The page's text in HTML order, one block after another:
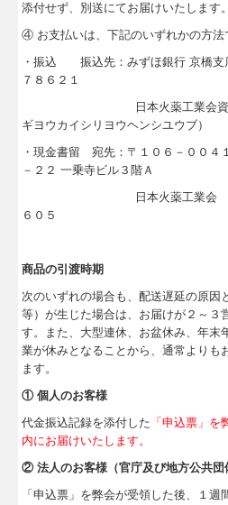
添付せず、別送にてお届けいたします。
④ お支払いは、下記のいずれかの方法
・振込 振込先：みずほ銀行 京橋
７８６２１
日本火薬工業会
ギヨウカイシリヨウヘンシユウブ）
・現金書留 宛先：〒１０６－００４
－２２ 一乗寺ビル３階Ａ
日本火薬工業会
６０５
商品の引渡時期
次のいずれの場合も、配送遅延の原因
等）が生じた場合は、お届けが２～３
す。また、大型連休、お盆休み、年末
業が休みとなることから、通常よりも
ます。
① 個人のお客様
代金振込記録を添付した 「申込票」
内にお届けいたします。
② 法人のお客様（官庁及び地方公共団
「申込票」を弊会が受領した後、１週